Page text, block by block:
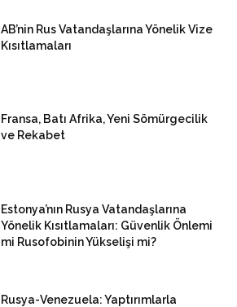
AB’nin Rus Vatandaşlarına Yönelik Vize
Kısıtlamaları
Fransa, Batı Afrika, Yeni Sömürgecilik
ve Rekabet
Estonya’nın Rusya Vatandaşlarına
Yönelik Kısıtlamaları: Güvenlik Önlemi
mi Rusofobinin Yükselişi mi?
Rusya-Venezuela: Yaptırımlarla